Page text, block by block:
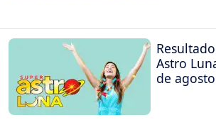
Astro
de